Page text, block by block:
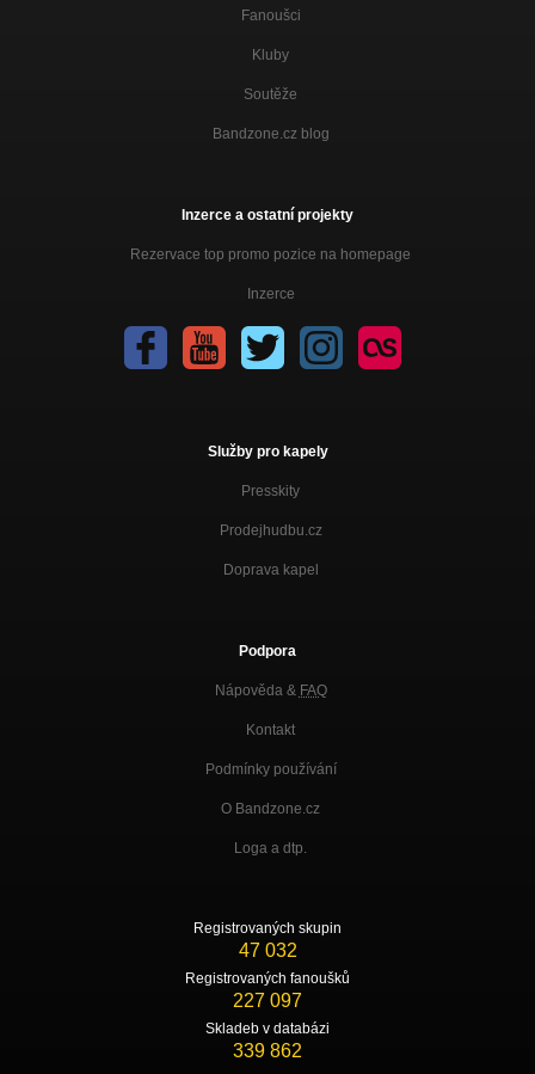
Fanoušci
Kluby
Soutěže
Bandzone.cz blog
Inzerce a ostatní projekty
Rezervace top promo pozice na homepage
Inzerce
Služby pro kapely
Presskity
Prodejhudbu.cz
Doprava kapel
Podpora
Nápověda & FAQ
Kontakt
Podmínky používání
O Bandzone.cz
Loga a dtp.
Registrovaných skupin
47 032
Registrovaných fanoušků
227 097
Skladeb v databázi
339 862